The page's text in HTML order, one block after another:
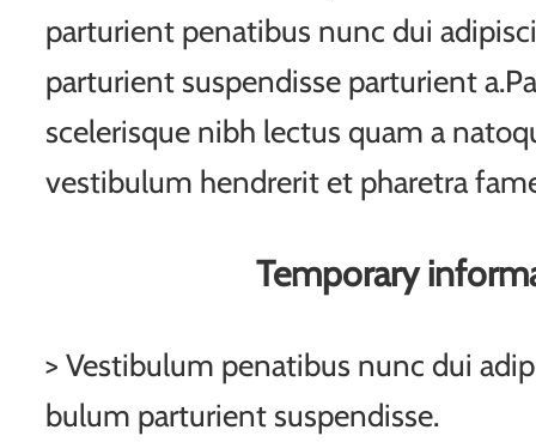
parturient penatibus nunc dui
parturient suspendisse parturient
scelerisque nibh lectus quam a
vestibulum hendrerit et pharetra
Temporary
> Vestibulum penatibus nunc dui
bulum parturient suspendisse.